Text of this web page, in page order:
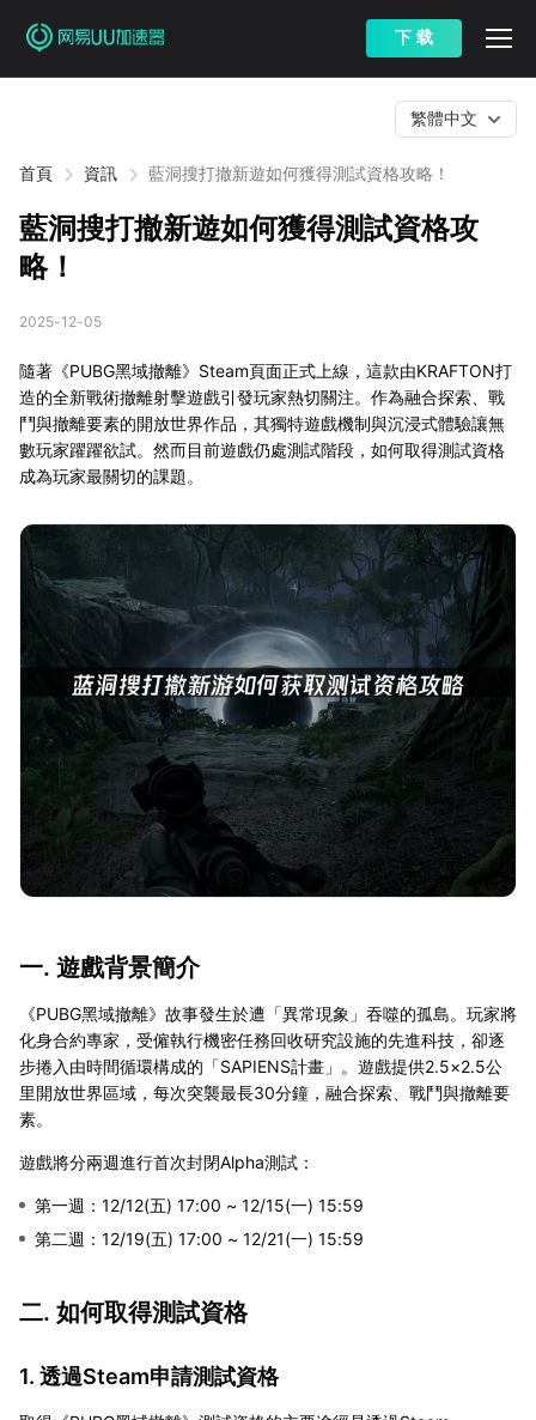
下 载
首頁 資訊 藍洞搜打撤新遊如何獲得測試資格攻略！
繁體中文
藍洞搜打撤新遊如何獲得測試資格攻
略！
2025-12-05
隨著《PUBG黑域撤離》Steam頁面正式上線，這款由KRAFTON打
造的全新戰術撤離射擊遊戲引發玩家熱切關注。作為融合探索、戰
鬥與撤離要素的開放世界作品，其獨特遊戲機制與沉浸式體驗讓無
數玩家躍躍欲試。然而目前遊戲仍處測試階段，如何取得測試資格
成為玩家最關切的課題。
一. 遊戲背景簡介
《PUBG黑域撤離》故事發生於遭「異常現象」吞噬的孤島。玩家將
化身合約專家，受僱執行機密任務回收研究設施的先進科技，卻逐
步捲入由時間循環構成的「SAPIENS計畫」。遊戲提供2.5×2.5公
里開放世界區域，每次突襲最長30分鐘，融合探索、戰鬥與撤離要
素。
遊戲將分兩週進行首次封閉Alpha測試：
第一週：12/12(五) 17:00 ~ 12/15(一) 15:59
第二週：12/19(五) 17:00 ~ 12/21(一) 15:59
二. 如何取得測試資格
1. 透過Steam申請測試資格